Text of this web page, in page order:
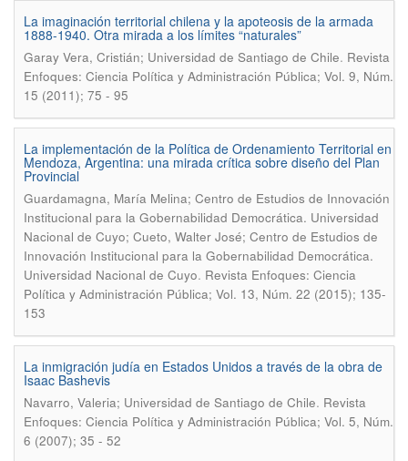
La imaginación territorial chilena y la apoteosis de la armada
1888-1940. Otra mirada a los límites “naturales”
Garay Vera, Cristián; Universidad de Santiago de Chile. Revista
Enfoques: Ciencia Política y Administración Pública; Vol. 9, Núm.
15 (2011); 75 - 95
La implementación de la Política de Ordenamiento Territorial en
Mendoza, Argentina: una mirada crítica sobre diseño del Plan
Provincial
Guardamagna, María Melina; Centro de Estudios de Innovación
Institucional para la Gobernabilidad Democrática. Universidad
Nacional de Cuyo; Cueto, Walter José; Centro de Estudios de
Innovación Institucional para la Gobernabilidad Democrática.
Universidad Nacional de Cuyo. Revista Enfoques: Ciencia
Política y Administración Pública; Vol. 13, Núm. 22 (2015); 135-
153
La inmigración judía en Estados Unidos a través de la obra de
Isaac Bashevis
Navarro, Valeria; Universidad de Santiago de Chile. Revista
Enfoques: Ciencia Política y Administración Pública; Vol. 5, Núm.
6 (2007); 35 - 52